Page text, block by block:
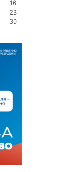
16
23
30